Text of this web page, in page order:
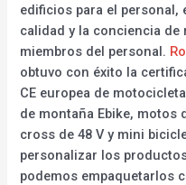
edificios para el
calidad y la conciencia
miembros del personal.
obtuvo con éxito la
CE europea de
de montaña Ebike, motos
cross de 48 V y mini
personalizar los
podemos empaquetarlos